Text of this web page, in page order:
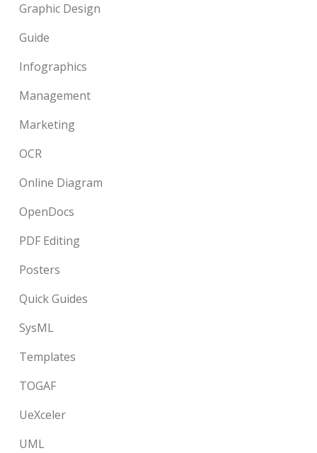
Graphic Design
Guide
Infographics
Management
Marketing
OCR
Online Diagram
OpenDocs
PDF Editing
Posters
Quick Guides
SysML
Templates
TOGAF
UeXceler
UML